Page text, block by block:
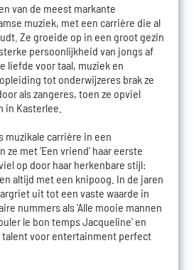
van de meest markante
muziek, met een carrière die al
Ze groeide op in een groot gezin
persoonlijkheid van jongs af
liefde voor taal, muziek en
tot onderwijzeres brak ze
als zangeres, toen ze opviel
Kasterlee.
muzikale carrière in een
ze met 'Een vriend' haar eerste
op door haar herkenbare stijl:
altijd met een knipoog. In de jaren
uit tot een vaste waarde in
nummers als 'Alle mooie mannen
le bon temps Jacqueline' en
talent voor entertainment perfect